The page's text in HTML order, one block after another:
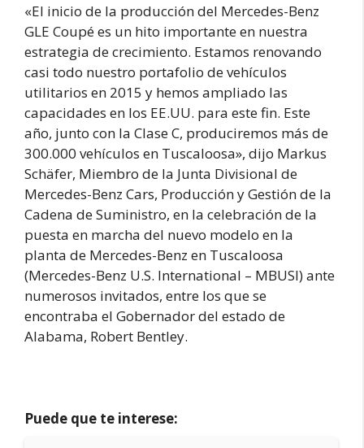
«El inicio de la producción del Mercedes-Benz
GLE Coupé es un hito importante en nuestra
estrategia de crecimiento. Estamos renovando
casi todo nuestro portafolio de vehículos
utilitarios en 2015 y hemos ampliado las
capacidades en los EE.UU. para este fin. Este
año, junto con la Clase C, produciremos más de
300.000 vehículos en Tuscaloosa», dijo Markus
Schäfer, Miembro de la Junta Divisional de
Mercedes-Benz Cars, Producción y Gestión de la
Cadena de Suministro, en la celebración de la
puesta en marcha del nuevo modelo en la
planta de Mercedes-Benz en Tuscaloosa
(Mercedes-Benz U.S. International – MBUSI) ante
numerosos invitados, entre los que se
encontraba el Gobernador del estado de
Alabama, Robert Bentley.
Puede que te interese: